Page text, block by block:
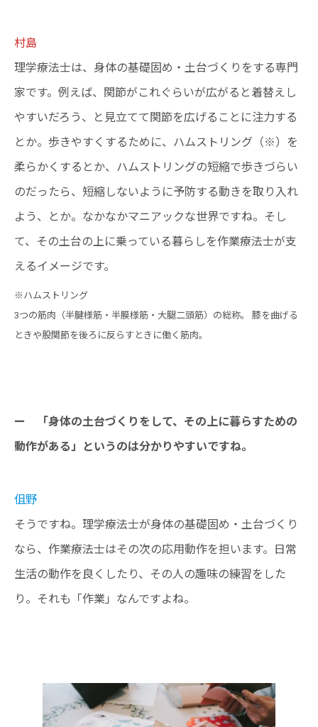
村島
理学療法士は、身体の基礎固め・土台づくりをする専門
家です。例えば、関節がこれぐらいが広がると着替えし
やすいだろう、と見立てて関節を広げることに注力する
とか。歩きやすくするために、ハムストリング（※）を
柔らかくするとか、ハムストリングの短縮で歩きづらい
のだったら、短縮しないように予防する動きを取り入れ
よう、とか。なかなかマニアックな世界ですね。そし
て、その土台の上に乗っている暮らしを作業療法士が支
えるイメージです。
※ハムストリング
3つの筋肉（半腱様筋・半膜様筋・大腿二頭筋）の総称。 膝を曲げる
ときや股関節を後ろに反らすときに働く筋肉。
ー 「身体の土台づくりをして、その上に暮らすための
動作がある」というのは分かりやすいですね。
伹野
そうですね。理学療法士が身体の基礎固め・土台づくり
なら、作業療法士はその次の応用動作を担います。日常
生活の動作を良くしたり、その人の趣味の練習をした
り。それも「作業」なんですよね。